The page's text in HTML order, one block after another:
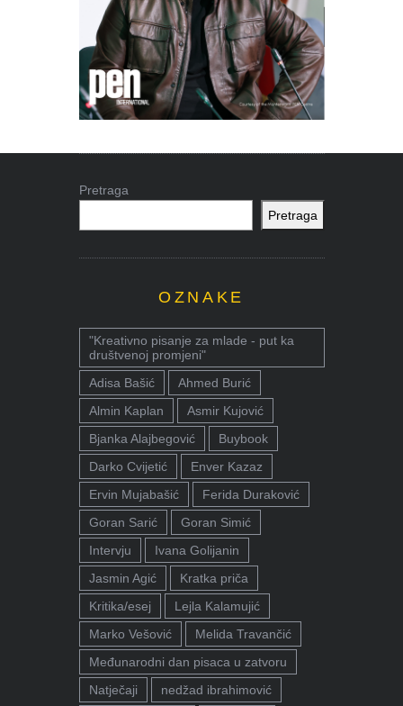
Pretraga
Pretraga
OZNAKE
"Kreativno pisanje za mlade - put ka
društvenoj promjeni"
Adisa Bašić
Ahmed Burić
Almin Kaplan
Asmir Kujović
Bjanka Alajbegović
Buybook
Darko Cvijetić
Enver Kazaz
Ervin Mujabašić
Ferida Duraković
Goran Sarić
Goran Simić
Intervju
Ivana Golijanin
Jasmin Agić
Kratka priča
Kritika/esej
Lejla Kalamujić
Marko Vešović
Melida Travančić
Međunarodni dan pisaca u zatvoru
Natječaji
nedžad ibrahimović